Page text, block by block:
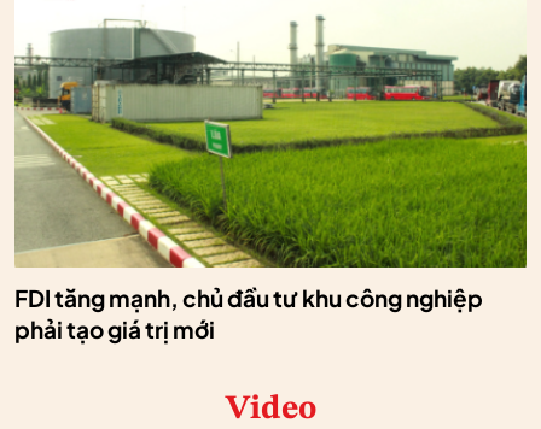
FDI tăng mạnh, chủ đầu tư khu công nghiệp
phải tạo giá trị mới
Video